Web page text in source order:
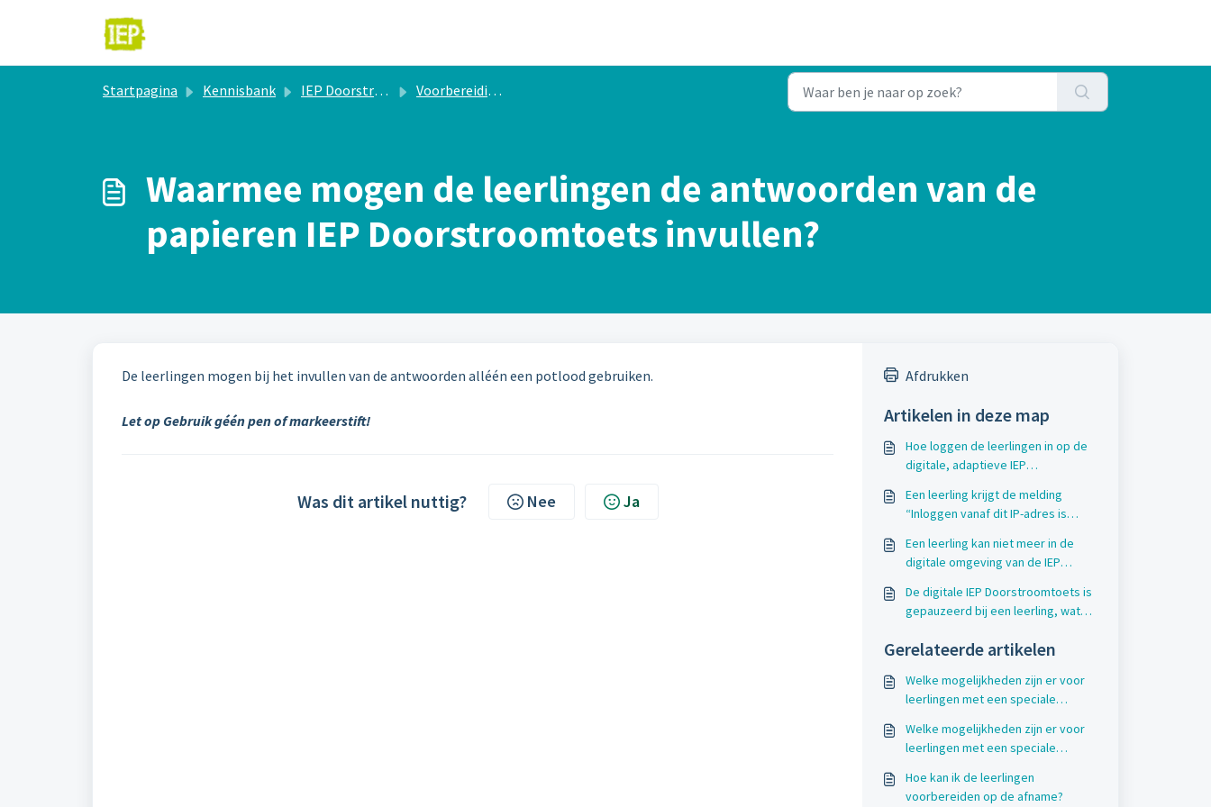
Startpagina Kennisbank IEP Doorstroomtoets Voorbereiding en afname
Waarmee mogen de leerlingen de antwoorden van de
papieren IEP Doorstroomtoets invullen?
De leerlingen mogen bij het invullen van de antwoorden alléén een potlood gebruiken.
Let op Gebruik géén pen of markeerstift!
Was dit artikel nuttig? Nee Ja
Afdrukken
Artikelen in deze map
Hoe loggen de leerlingen in op de
digitale, adaptieve IEP
Een leerling krijgt de melding
“Inloggen vanaf dit IP-adres is
om hulp”. Wat moet ik doen?
Een leerling kan niet meer in de
digitale omgeving van de IEP
het wachtwoord wordt niet
herkend. Waarom lukt dit niet?
De digitale IEP Doorstroomtoets is
gepauzeerd bij een leerling, wat
Gerelateerde artikelen
Welke mogelijkheden zijn er voor
leerlingen met een speciale
papieren doorstroomtoets?
Welke mogelijkheden zijn er voor
leerlingen met een speciale
digitale doorstroomtoets?
Hoe kan ik de leerlingen
voorbereiden op de afname?